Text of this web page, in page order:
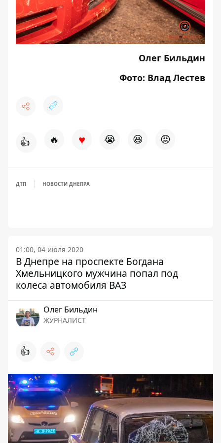
Олег Бильдин
Фото: Влад Лестев
👍 🔥 ♥ 😭 😆 😡
ДТП НОВОСТИ ДНЕПРА
01:00, 04 июля 2020
В Днепре на проспекте Богдана
Хмельницкого мужчина попал под
колеса автомобиля ВАЗ
Олег Бильдин
ЖУРНАЛИСТ
👍